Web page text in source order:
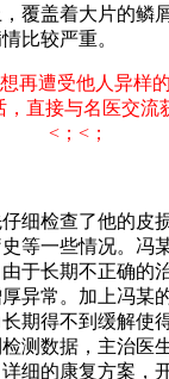
，覆盖着大片的鳞
比较严重。
再遭受他人异样
，直接与名医交流
<；<；
细检查了他的皮
等一些情况。冯
于长期不正确的
异常。加上冯某
期得不到缓解使
测数据，主治医
细的康复方案，